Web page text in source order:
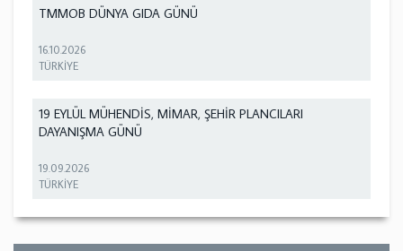
TMMOB DÜNYA GIDA GÜNÜ
16.10.2026
TÜRKİYE
19 EYLÜL MÜHENDİS, MİMAR, ŞEHİR PLANCILARI
DAYANIŞMA GÜNÜ
19.09.2026
TÜRKİYE